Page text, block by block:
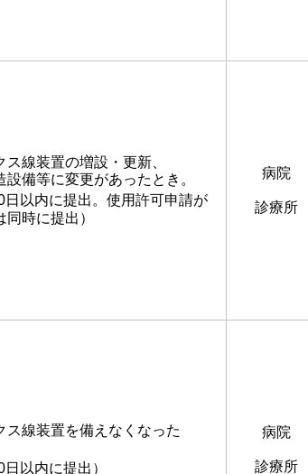
ス線装置の増設・更新、
設備等に変更があったとき。
日以内に提出。使用許可申請が
時に提出）
病院
診療所
ス線装置を備えなくなった
日以内に提出）
病院
診療所